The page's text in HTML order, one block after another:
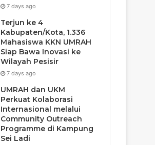
7 days ago
Terjun ke 4
Kabupaten/Kota, 1.336
Mahasiswa KKN UMRAH
Siap Bawa Inovasi ke
Wilayah Pesisir
7 days ago
UMRAH dan UKM
Perkuat Kolaborasi
Internasional melalui
Community Outreach
Programme di Kampung
Sei Ladi